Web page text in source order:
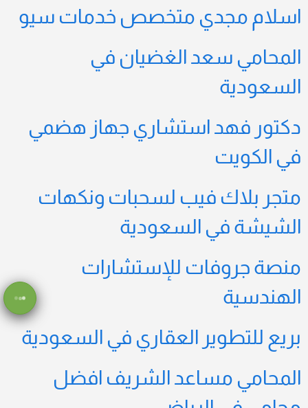
اسلام مجدي متخصص خدمات سيو
المحامي سعد الغضيان في
السعودية
دكتور فهد استشاري جهاز هضمي
في الكويت
متجر بلاك فيب لسحبات ونكهات
الشيشة في السعودية
منصة جروفات للإستشارات
الهندسية
بريع للتطوير العقاري في السعودية
المحامي مساعد الشريف افضل